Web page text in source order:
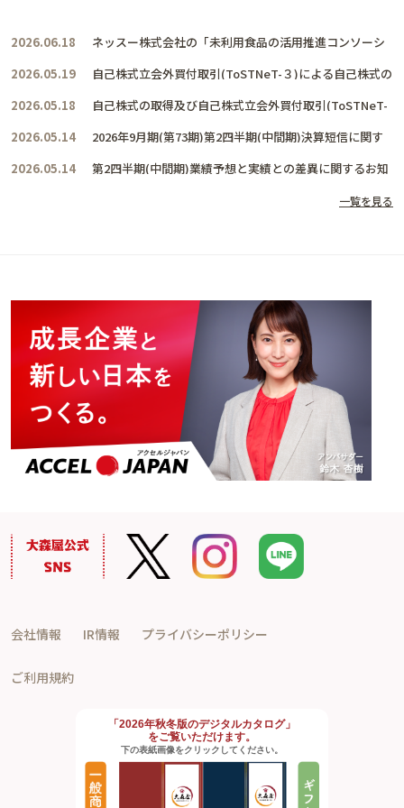
2026.06.18 ネッスー株式会社の「未利用食品の活用推進コンソーシ
2026.05.19
自己株式立会外買付取引(ToSTNeT-３)による自己株式の
2026.05.18
自己株式の取得及び自己株式立会外買付取引(ToSTNeT-
2026.05.14
2026年9月期(第73期)第2四半期(中間期)決算短信に関す
2026.05.14
第2四半期(中間期)業績予想と実績との差異に関するお知
一覧を見る
会社情報 IR情報 プライバシーポリシー
ご利用規約
「2026年秋冬版のデジタルカタログ」
をご覧いただけます。
下の表紙画像をクリックしてください。